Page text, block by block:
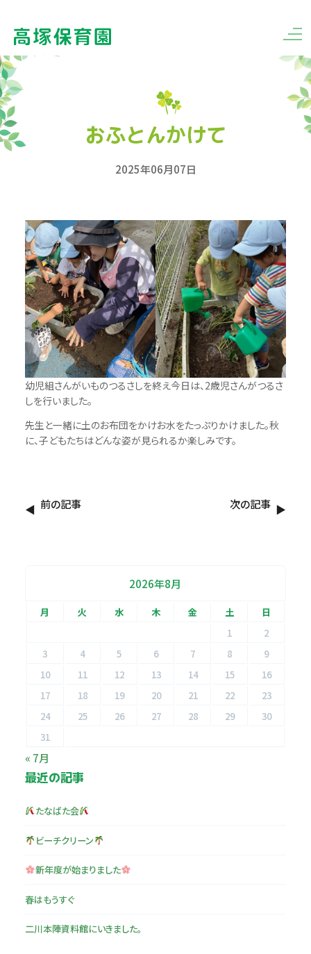
おふとんかけて
2025年06月07日
幼児組さんがいものつるさしを終え今日は、2歳児さんがつるさ
しを行いました。
先生と一緒に土のお布団をかけお水をたっぷりかけました。秋
に、子どもたちはどんな姿が見られるか楽しみです。
前の記事 次の記事
2026年8月
月 火 水 木 金 土
日
1
2
3
4 5 6 7 8
9
10
11 12 13 14 15
16
17
18 19 20 21 22
23
24
25 26 27 28 29
30
31
« 7月
最近の記事
たなばた会
ビーチクリーン
新年度が始まりました
春はもうすぐ
二川本陣資料館にいきました。